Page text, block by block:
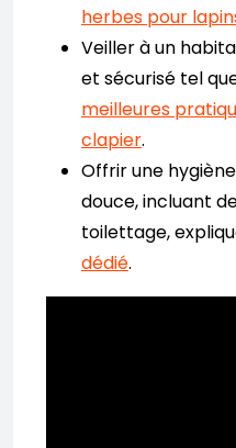
herbes pour
Veiller à un
et sécurisé tel
meilleures
clapier.
Offrir une
douce, incluant
toilettage,
dédié.